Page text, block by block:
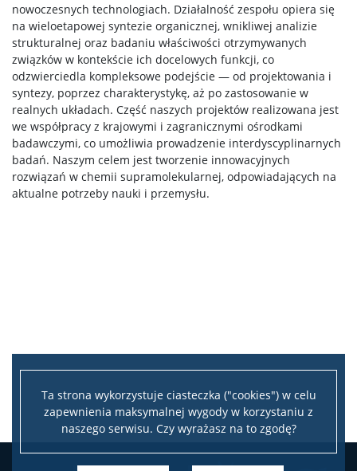
Ta strona wykorzystuje ciasteczka ("cookies") w celu
zapewnienia maksymalnej wygody w korzystaniu z
naszego serwisu. Czy wyrażasz na to zgodę?
Koła naukowe
Oprogramowanie
STUDENT STUDENTOWI
Doktoranci
TRI-BIO-CHEM
RadFarm
nowoczesnych technologiach. Działalność zespołu opiera się
na wieloetapowej syntezie organicznej, wnikliwej analizie
strukturalnej oraz badaniu właściwości otrzymywanych
związków w kontekście ich docelowych funkcji, co
odzwierciedla kompleksowe podejście — od projektowania i
syntezy, poprzez charakterystykę, aż po zastosowanie w
realnych układach. Część naszych projektów realizowana jest
we współpracy z krajowymi i zagranicznymi ośrodkami
badawczymi, co umożliwia prowadzenie interdyscyplinarnych
badań. Naszym celem jest tworzenie innowacyjnych
rozwiązań w chemii supramolekularnej, odpowiadających na
aktualne potrzeby nauki i przemysłu.